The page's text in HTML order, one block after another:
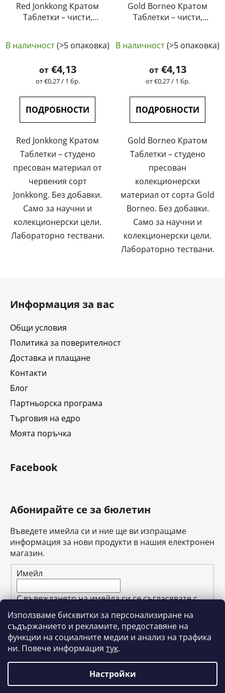
Използваме бисквитки за персонализиране на
съдържанието и рекламите, предоставяне на
функции на социалните медии и анализ на трафика
ни. Повече информация тук.
Настройки
Red Jonkkong Кратом
Таблетки – чисти,
тествани | GreenGuru
В наличност(>5 опаковка)
от€4,13
Измерване
цената:
от €0,27 / 1 бр.
ПОДРОБНОСТИ
Red Jonkkong Кратом
Таблетки – студено
пресован материал от
червения сорт
Jonkkong. Без добавки.
Само за научни и
колекционерски цели.
Лабораторно тествани.
Gold Borneo Кратом
Таблетки – чисти,
тествани | GreenGuru
В наличност(>5 опаковка)
от€4,13
Измерване
цената:
от €0,27 / 1 бр.
ПОДРОБНОСТИ
Gold Borneo Кратом
Таблетки – студено
пресован
колекционерски
материал от сорта Gold
Borneo. Без добавки.
Само за научни и
колекционерски цели.
Лабораторно тествани.
Информация за вас
Общи условия
Политика за поверителност
Доставка и плащане
Контакти
Блог
Партньорска програма
Търговия на едро
Моята поръчка
Facebook
Абонирайте се за бюлетин
Въведете имейла си и ние ще ви изпращаме
информация за нови продукти в нашия електронен
магазин.
Имейл
С въвеждането на имейла си се съгласявате с
условията за защита
АБОНИРАЙТЕ СЕ ЗА
Създадена от Shoptet